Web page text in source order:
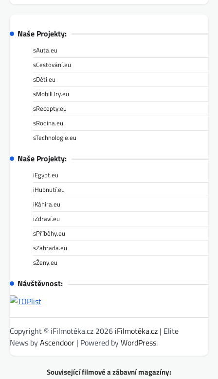
Naše Projekty:
sAuta.eu
sCestování.eu
sDěti.eu
sMobilHry.eu
sRecepty.eu
sRodina.eu
sTechnologie.eu
Naše Projekty:
iEgypt.eu
iHubnutí.eu
iKáhira.eu
iZdraví.eu
sPříběhy.eu
sZahrada.eu
sŽeny.eu
Návštěvnost:
Copyright © iFilmotéka.cz 2026 iFilmotéka.cz | Elite
News byAscendoor | Powered byWordPress.
Související filmové a zábavní magazíny: